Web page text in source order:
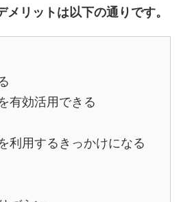
リットは以下の通りです。
有効活用できる
利用するきっかけになる